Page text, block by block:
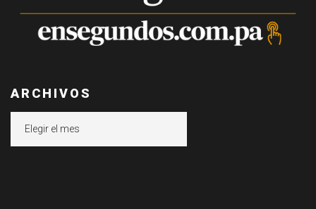
ARCHIVOS